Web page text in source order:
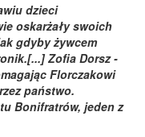
dzieci
oskarżały swoich
gdyby żywcem
Zofia Dorsz -
Florczakowi
państwo.
Bonifratrów, jeden z